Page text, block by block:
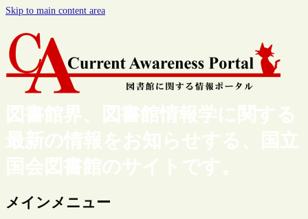
Skip to main content area
図書館界、図書館情報学に関する
最新の情報をお知らせする、国立
国会図書館のサイトです。
メインメニュー